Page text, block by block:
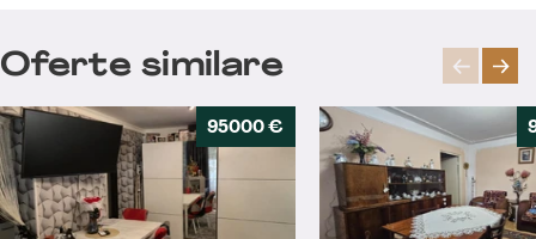
Oferte similare
95000 €